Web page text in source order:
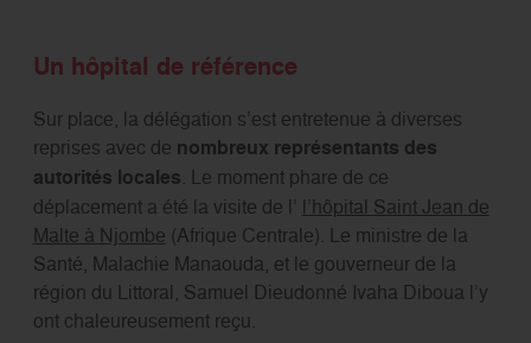
Un hôpital de référence
Sur place, la délégation s’est entretenue à diverses
reprises avec de nombreux représentants des
autorités locales. Le moment phare de ce
déplacement a été la visite de l’ l’hôpital Saint Jean de
Malte à Njombe (Afrique Centrale). Le ministre de la
Santé, Malachie Manaouda, et le gouverneur de la
région du Littoral, Samuel Dieudonné Ivaha Diboua l’y
ont chaleureusement reçu.